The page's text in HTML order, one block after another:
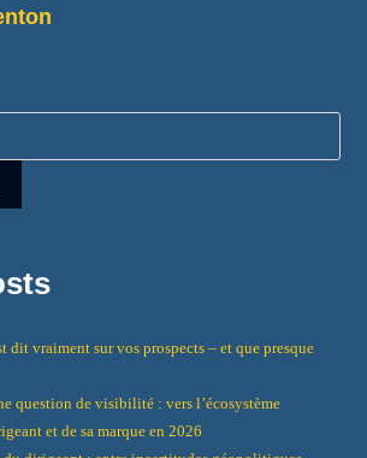
dit vraiment sur vos prospects – et que presque
question de visibilité : vers l’écosystème
et de sa marque en 2026